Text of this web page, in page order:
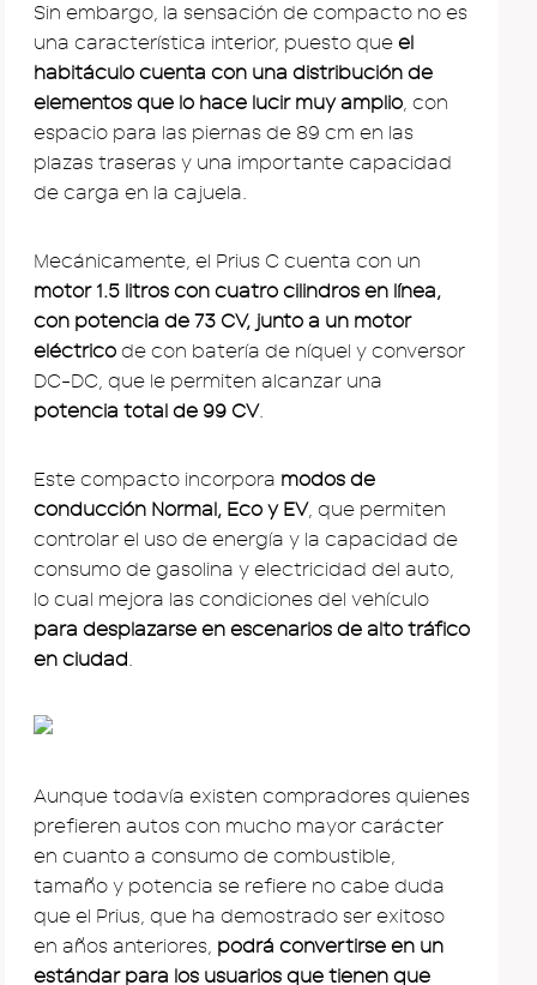
Sin embargo, la sensación de compacto no es
una característica interior, puesto que el
habitáculo cuenta con una distribución de
elementos que lo hace lucir muy amplio, con
espacio para las piernas de 89 cm en las
plazas traseras y una importante capacidad
de carga en la cajuela.
Mecánicamente, el Prius C cuenta con un
motor 1.5 litros con cuatro cilindros en línea,
con potencia de 73 CV, junto a un motor
eléctrico de con batería de níquel y conversor
DC-DC, que le permiten alcanzar una
potencia total de 99 CV.
Este compacto incorpora modos de
conducción Normal, Eco y EV, que permiten
controlar el uso de energía y la capacidad de
consumo de gasolina y electricidad del auto,
lo cual mejora las condiciones del vehículo
para desplazarse en escenarios de alto tráfico
en ciudad.
Aunque todavía existen compradores quienes
prefieren autos con mucho mayor carácter
en cuanto a consumo de combustible,
tamaño y potencia se refiere no cabe duda
que el Prius, que ha demostrado ser exitoso
en años anteriores, podrá convertirse en un
estándar para los usuarios que tienen que